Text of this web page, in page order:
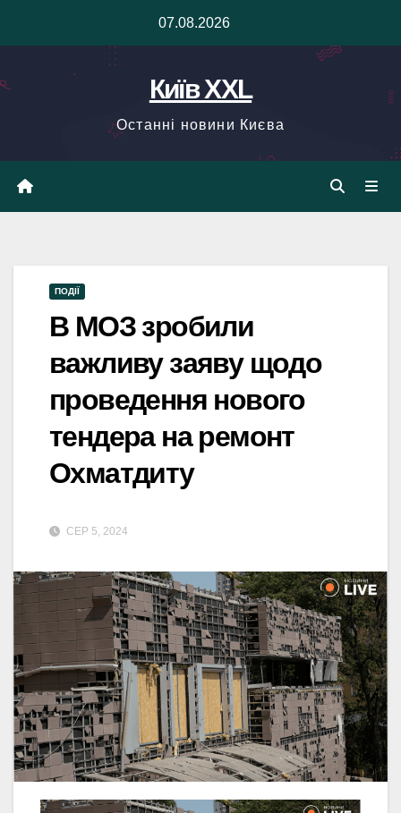
07.08.2026
Київ XXL
Останні новини Києва
ПОДІЇ
В МОЗ зробили
важливу заяву щодо
проведення нового
тендера на ремонт
Охматдиту
СЕР 5, 2024